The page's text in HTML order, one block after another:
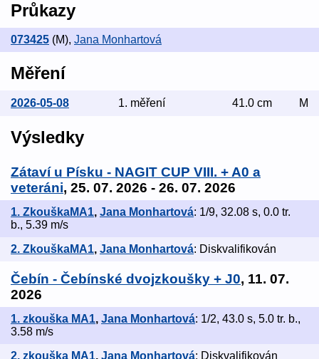
Průkazy
073425 (M), Jana Monhartová
Měření
2026-05-08 1. měření 41.0 cm M
Výsledky
Zátaví u Písku - NAGIT CUP VIII. + A0 a
veteráni, 25. 07. 2026 - 26. 07. 2026
1. ZkouškaMA1, Jana Monhartová: 1/9, 32.08 s, 0.0 tr.
b., 5.39 m/s
2. ZkouškaMA1, Jana Monhartová: Diskvalifikován
Čebín - Čebínské dvojzkoušky + J0, 11. 07.
2026
1. zkouška MA1, Jana Monhartová: 1/2, 43.0 s, 5.0 tr. b.,
3.58 m/s
2. zkouška MA1, Jana Monhartová: Diskvalifikován